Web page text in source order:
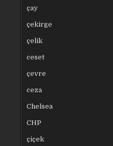
çay
çekirge
çelik
ceset
çevre
ceza
Chelsea
CHP
çiçek